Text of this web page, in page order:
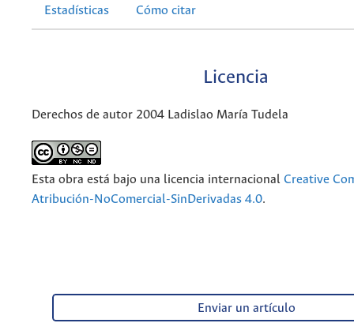
Estadísticas Cómo citar
Licencia
Derechos de autor 2004 Ladislao María Tudela
Esta obra está bajo una licencia internacional Creative
Atribución-NoComercial-SinDerivadas 4.0.
Enviar un artículo